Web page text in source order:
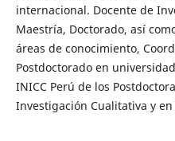
internacional. Docente de
Maestría, Doctorado, así
áreas de conocimiento,
Postdoctorado en
INICC Perú de los
Investigación Cualitativa y